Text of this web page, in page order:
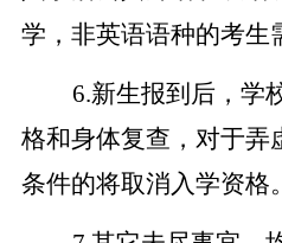
学，非英语语种的考生
6.新生报到后，学
格和身体复查，对于弄
条件的将取消入学资格。